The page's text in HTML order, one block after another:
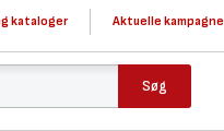
kataloger Aktuelle kampagne
Søg